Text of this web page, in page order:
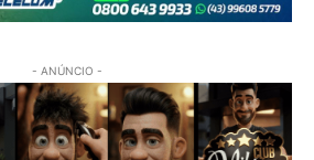
- ANÚNCIO -